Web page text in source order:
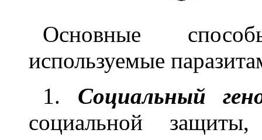
Основные
используемые
1. Социальный
социальной